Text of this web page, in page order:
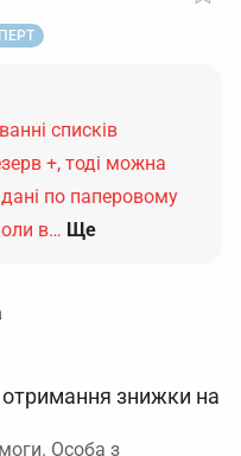
списків
+, тоді можна
по паперовому
в… Ще
отримання знижки на
Особа з